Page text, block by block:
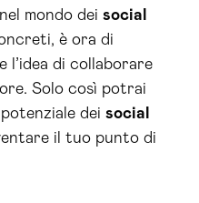
mondo dei social
è ora di
l’idea di collaborare
Solo così potrai
dei social
il tuo punto di